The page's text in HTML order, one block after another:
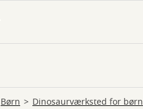
Børn Dinosaurværksted for børn